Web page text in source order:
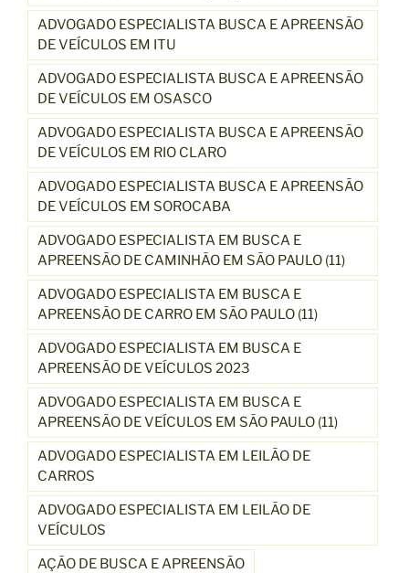
ADVOGADO ESPECIALISTA BUSCA E APREENSÃO
DE VEÍCULOS EM ITU
ADVOGADO ESPECIALISTA BUSCA E APREENSÃO
DE VEÍCULOS EM OSASCO
ADVOGADO ESPECIALISTA BUSCA E APREENSÃO
DE VEÍCULOS EM RIO CLARO
ADVOGADO ESPECIALISTA BUSCA E APREENSÃO
DE VEÍCULOS EM SOROCABA
ADVOGADO ESPECIALISTA EM BUSCA E
APREENSÃO DE CAMINHÃO EM SÃO PAULO (11)
ADVOGADO ESPECIALISTA EM BUSCA E
APREENSÃO DE CARRO EM SÃO PAULO (11)
ADVOGADO ESPECIALISTA EM BUSCA E
APREENSÃO DE VEÍCULOS 2023
ADVOGADO ESPECIALISTA EM BUSCA E
APREENSÃO DE VEÍCULOS EM SÃO PAULO (11)
ADVOGADO ESPECIALISTA EM LEILÃO DE
CARROS
ADVOGADO ESPECIALISTA EM LEILÃO DE
VEÍCULOS
AÇÃO DE BUSCA E APREENSÃO